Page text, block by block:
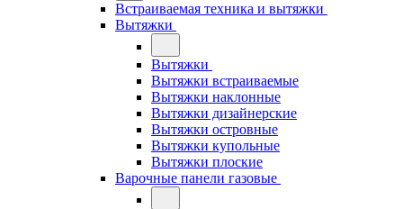
Встраиваемая техника и вытяжки
Вытяжки
Вытяжки
Вытяжки встраиваемые
Вытяжки наклонные
Вытяжки дизайнерские
Вытяжки островные
Вытяжки купольные
Вытяжки плоские
Варочные панели газовые